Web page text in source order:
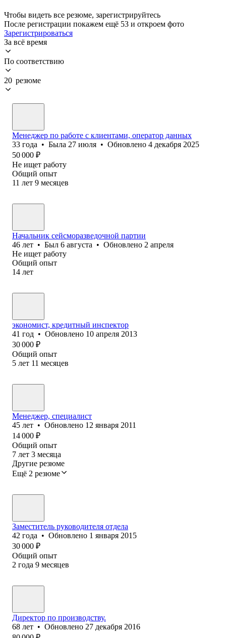
Чтобы видеть все резюме, зарегистрируйтесь
После регистрации покажем ещё 53 и откроем фото
Зарегистрироваться
За всё время
По соответствию
20 резюме
Менеджер по работе с клиентами, оператор данных
33 года • Была 27 июля • Обновлено 4 декабря 2025
50 000 ₽
Не ищет работу
Общий опыт
11 лет 9 месяцев
Начальник сейсморазведочной партии
46 лет • Был 6 августа • Обновлено 2 апреля
Не ищет работу
Общий опыт
14 лет
экономист, кредитный инспектор
41 год • Обновлено 10 апреля 2013
30 000 ₽
Общий опыт
5 лет 11 месяцев
Менеджер, специалист
45 лет • Обновлено 12 января 2011
14 000 ₽
Общий опыт
7 лет 3 месяца
Другие резюме
Ещё 2 резюме
Заместитель руководителя отдела
42 года • Обновлено 1 января 2015
30 000 ₽
Общий опыт
2 года 9 месяцев
Директор по производству.
68 лет • Обновлено 27 декабря 2016